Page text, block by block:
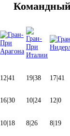
Командный
12|41 19|38 17|41
16|30 10|24 12|0
10|18 8|26 8|19